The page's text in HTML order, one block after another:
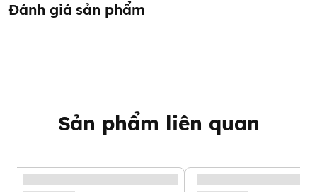
báo đầy giúp ba mẹ dễ dàng quan sát và thay tã/bỉm kịp thời
Đánh giá sản phẩm
Sản phẩm liên quan